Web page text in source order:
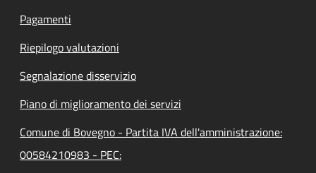
Pagamenti
Riepilogo valutazioni
Segnalazione disservizio
Piano di miglioramento dei servizi
Comune di Bovegno - Partita IVA dell'amministrazione:
00584210983 - PEC: